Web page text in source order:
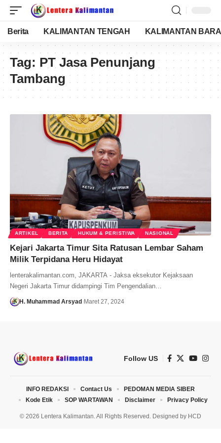
Berita KALIMANTAN TENGAH KALIMANTAN
Tag: PT Jasa Penunjang
Tambang
ARTIKEL BERITA HUKUM & PERISTIWA NASIONAL
Kejari Jakarta Timur Sita Ratusan Lembar Saham
Milik Terpidana Heru Hidayat
lenterakalimantan.com, JAKARTA - Jaksa eksekutor Kejaksaan
Negeri Jakarta Timur didampingi Tim Pengendalian…
H. Muhammad Arsyad Maret 27, 2024
Follow US
© 2026 Lentera Kalimantan. All Rights Reserved. Designed by HCD
INFO REDAKSI Contact Us
PEDOMAN MEDIA SIBER
Kode Etik
SOP WARTAWAN Disclaimer Privacy Policy